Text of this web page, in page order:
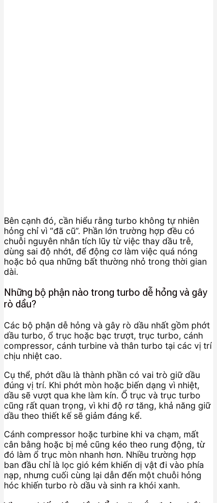
Bên cạnh đó, cần hiểu rằng turbo không tự nhiên
hỏng chỉ vì “đã cũ”. Phần lớn trường hợp đều có
chuỗi nguyên nhân tích lũy từ việc thay dầu trễ,
dùng sai độ nhớt, để động cơ làm việc quá nóng
hoặc bỏ qua những bất thường nhỏ trong thời gian
dài.
Những bộ phận nào trong turbo dễ hỏng và gây
rò dầu?
Các bộ phận dễ hỏng và gây rò dầu nhất gồm phớt
dầu turbo, ổ trục hoặc bạc trượt, trục turbo, cánh
compressor, cánh turbine và thân turbo tại các vị trí
chịu nhiệt cao.
Cụ thể, phớt dầu là thành phần có vai trò giữ dầu
đúng vị trí. Khi phớt mòn hoặc biến dạng vì nhiệt,
dầu sẽ vượt qua khe làm kín. Ổ trục và trục turbo
cũng rất quan trọng, vì khi độ rơ tăng, khả năng giữ
dầu theo thiết kế sẽ giảm đáng kể.
Cánh compressor hoặc turbine khi va chạm, mất
cân bằng hoặc bị mẻ cũng kéo theo rung động, từ
đó làm ổ trục mòn nhanh hơn. Nhiều trường hợp
ban đầu chỉ là lọc gió kém khiến dị vật đi vào phía
nạp, nhưng cuối cùng lại dẫn đến một chuỗi hỏng
hóc khiến turbo rò dầu và sinh ra khói xanh.